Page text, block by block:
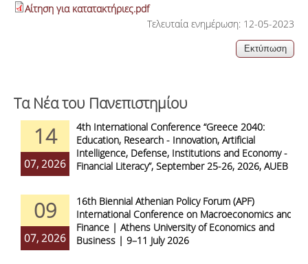
Αίτηση για κατατακτήριες.pdf
Τελευταία ενημέρωση: 12-05-2023
Τα Νέα του Πανεπιστημίου
14
07, 2026
4th International Conference “Greece 2040:
Education, Research - Innovation, Artificial
Intelligence, Defense, Institutions and Economy -
Financial Literacy”, September 25-26, 2026, AUEB
09
07, 2026
16th Biennial Athenian Policy Forum (APF)
International Conference on Macroeconomics and
Finance | Athens University of Economics and
Business | 9–11 July 2026